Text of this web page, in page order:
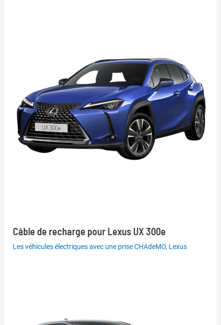
Câble de recharge pour Lexus UX 300e
Les véhicules électriques avec une prise CHAdeMO, Lexus